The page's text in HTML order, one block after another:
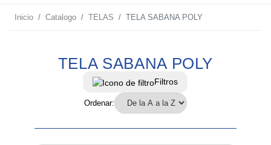
Inicio Catalogo TELAS TELA SABANA POLY
TELA SABANA POLY
Filtros
Ordenar: